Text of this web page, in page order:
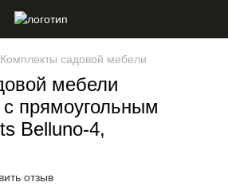
Комплекты садовой мебели
мебели
прямоугольным
Belluno-4,
отзыв